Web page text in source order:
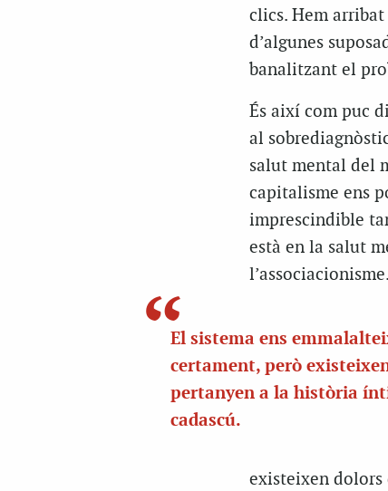
clics. Hem
d’algunes
banalitzant el
És així com puc
al
salut mental del
capitalisme ens
imprescindible
està en la salut
l’associacionisme.
El sistema ens
certament, però
pertanyen a la història
cadascú.
existeixen dolors